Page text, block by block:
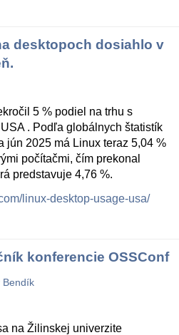
desktopoch dosiahlo v
5 % podiel na trhu s
. Podľa globálnych štatistík
jún 2025 má Linux teraz 5,04 %
počítačmi, čím prekonal
predstavuje 4,76 %.
linux-desktop-usage-usa/
konferencie OSSConf
Bendík
na Žilinskej univerzite